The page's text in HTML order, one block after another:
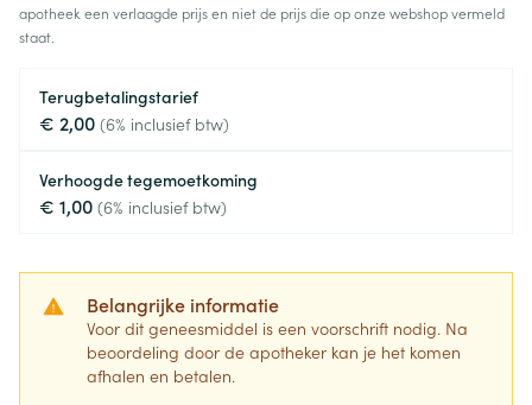
apotheek een verlaagde prijs en niet de prijs die op onze webshop vermeld
staat.
Terugbetalingstarief
€ 2,00 (6% inclusief btw)
Verhoogde tegemoetkoming
€ 1,00 (6% inclusief btw)
Belangrijke informatie
Voor dit geneesmiddel is een voorschrift nodig. Na
beoordeling door de apotheker kan je het komen
afhalen en betalen.